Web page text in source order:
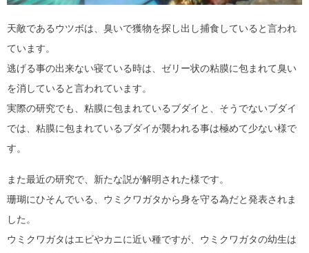
天敵であるウツボは、臭いで獲物を探し出し捕食していると言われ
ています。
逃げる事の出来ない寝ている時は、ゼリー状の粘膜に包まれて臭い
を消していると言われています。
実際の研究でも、粘膜に包まれているブダイと、そうでないブダイ
では、粘膜に包まれているブダイが襲われる事は極めて少ない様で
す。
また最近の研究で、新たな説が解明された様です。
珊瑚にひそんでいる、ウミクワガタから身を守る為だと発表されま
した。
ウミクワガタはエビやカニに近い種ですが、ウミクワガタの幼生は